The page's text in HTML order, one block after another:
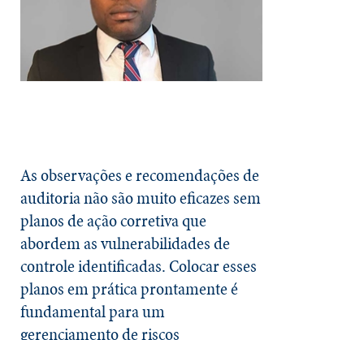
As observações e recomendações de
auditoria não são muito eficazes sem
planos de ação corretiva que
abordem as vulnerabilidades de
controle identificadas. Colocar esses
planos em prática prontamente é
fundamental para um
gerenciamento de riscos